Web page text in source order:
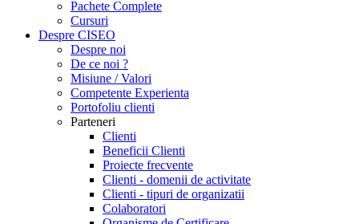
Pachete Complete
Cursuri
Despre CISEO
Despre noi
De ce noi ?
Misiune / Valori
Competente Experienta
Portofoliu clienti
Parteneri
Clienti
Beneficii Clienti
Proiecte frecvente
Clienti - domenii de activitate
Clienti - tipuri de organizatii
Colaboratori